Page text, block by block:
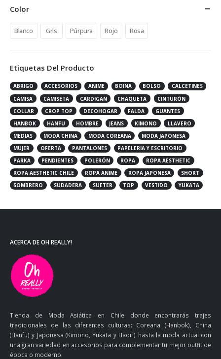
Color
Blanco Gris Púrpura Rojo Rosa
Etiquetas Del Producto
ABRIGO ACCESORIOS ANIME BOINA BOLSO
CALCETINES
CAMISA
CAMISETA CARDIGAN CHAQUETA
CINTURÓN
COLLAR
CROP TOP DECOHOGAR FALDA
GUANTES
HANBOK
HANFU HOMBRE JEANS KIMONO
LLAVERO
MEDIAS
MODA CHINA MODA COREANA
MODA JAPONESA
MUJER
OFERTA PANTALONES
PAPELERIA Y ESCRITORIO
PARKA
PENDIENTES POLERÓN ROPA
ROPA AESTHETIC
ROPA AESTHETIC CHILE
ROPA ANIME ROPA JAPONESA
SHORT
SOMBRERO
SUDADERA SUETER TOP VESTIDO YUKATA
ACERCA DE OH REALLY!
Tienda de Moda Asiática en Chile donde encontrarás trajes
tradicionales de las diferentes culturas: Coreana (Hanbok), China
(Hanfu) y Japonesa (Kimono, Yukata y Haori) hasta la moda actual con
una gran variedad en accesorios para complementar tu mejor outfit de
época o moderno.